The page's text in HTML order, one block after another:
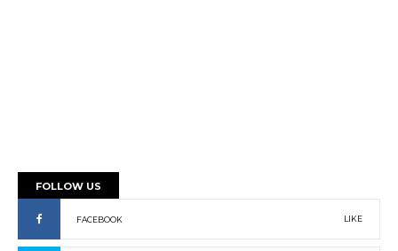
FOLLOW US
FACEBOOK LIKE